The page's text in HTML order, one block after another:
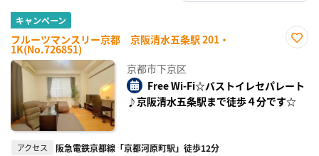
キャンペーン
フルーツマンスリー京都 京阪清水五条駅 201・
1K(No.726851)
録
京都市下京区
Free Wi-Fi☆バストイレセパレート
♪京阪清水五条駅まで徒歩４分です☆
アクセス 阪急電鉄京都線「京都河原町駅」徒歩12分